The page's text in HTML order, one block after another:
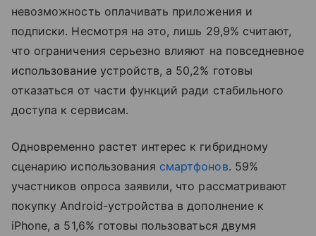
невозможность оплачивать приложения и
подписки. Несмотря на это, лишь 29,9% считают,
что ограничения серьезно влияют на повседневное
использование устройств, а 50,2% готовы
отказаться от части функций ради стабильного
доступа к сервисам.
Одновременно растет интерес к гибридному
сценарию использования смартфонов. 59%
участников опроса заявили, что рассматривают
покупку Android-устройства в дополнение к
iPhone, а 51,6% готовы пользоваться двумя